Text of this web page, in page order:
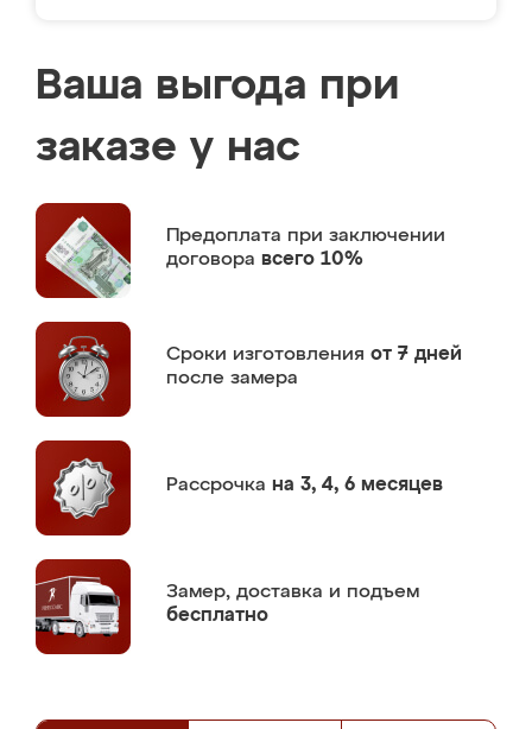
Ваша выгода при
заказе у нас
Предоплата при заключении
договора всего 10%
Сроки изготовления от 7 дней
после замера
Рассрочка на 3, 4, 6 месяцев
Замер, доставка и подъем
бесплатно